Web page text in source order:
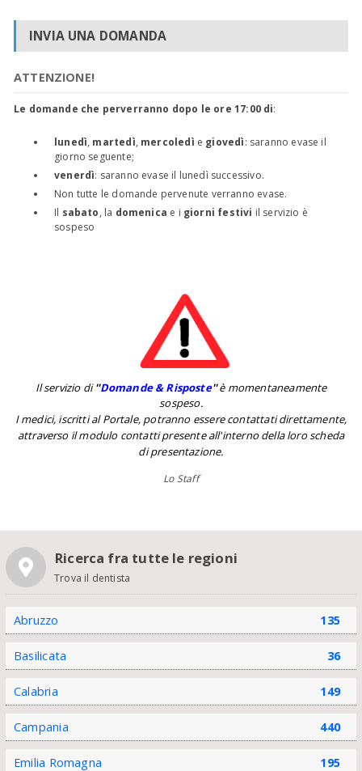
INVIA UNA DOMANDA
ATTENZIONE!
Le domande che perverranno dopo le ore 17:00 di:
lunedì, martedì, mercoledì e giovedì: saranno evase il
giorno seguente;
venerdì: saranno evase il lunedì successivo.
Non tutte le domande pervenute verranno evase.
Il sabato, la domenica e i giorni festivi il servizio è
sospeso
Il servizio di''Domande & Risposte''è momentaneamente
sospeso.
I medici, iscritti al Portale, potranno essere contattati direttamente,
attraverso il modulo contatti presente all'interno della loro scheda
di presentazione.
Lo Staff
Ricerca fra tutte le regioni
Trova il dentista
Abruzzo 135
Basilicata 36
Calabria 149
Campania 440
Emilia Romagna 195